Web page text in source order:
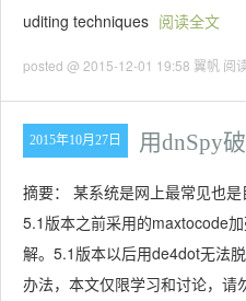
uditing techniques 阅读全文
posted @ 2015-12-01 19:58 翼帆 阅
2015年10月27日 用dnSpy
摘要： 某系统是网上最常见也是
5.1版本之前采用的maxtocode
解。5.1版本以后用de4dot无法
办法，本文仅限学习和讨论，请